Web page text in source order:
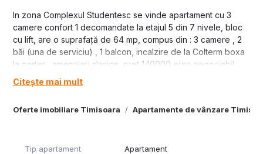
Oferte imobiliare Timisoara Apartamente de vânzare
In zona Complexul Studentesc se vinde apartament cu 3
camere confort 1 decomandate la etajul 5 din 7 nivele, bloc
cu lift, are o suprafață de 64 mp, compus din : 3 camere , 2
băi (una de serviciu) , 1 balcon, incalzire de la Colterm boxa
la parter , amenajari clasice, pret 140000 euro negociabil.
Citește mai mult
Tip apartament Apartament